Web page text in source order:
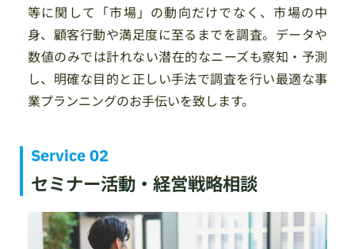
等に関して「市場」の動向だけでなく、市場の中
身、顧客行動や満足度に至るまでを調査。データや
数値のみでは計れない潜在的なニーズも察知・予測
し、明確な目的と正しい手法で調査を行い最適な事
業プランニングのお手伝いを致します。
Service 02
セミナー活動・経営戦略相談